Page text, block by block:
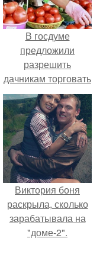
В госдуме
предложили
разрешить
дачникам торговать
своей
сельхозпродукцией
в людных местах.
Виктория боня
раскрыла, сколько
зарабатывала на
"доме-2".